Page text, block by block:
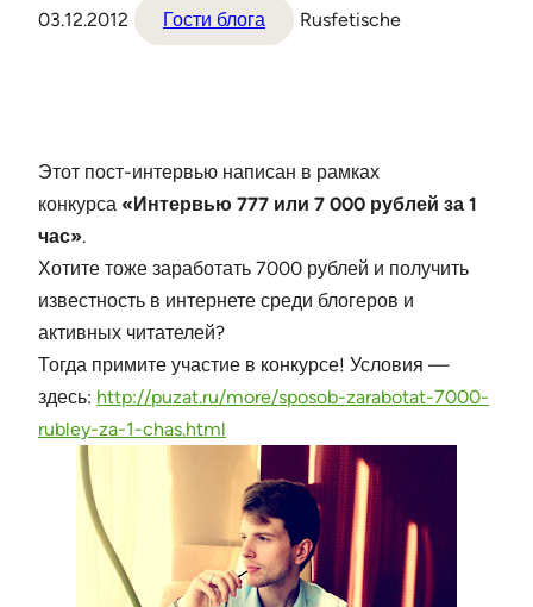
03.12.2012 Гости блога Rusfetische
Этот пост-интервью написан в рамках
конкурса «Интервью 777 или 7 000 рублей за 1
час».
Хотите тоже заработать 7000 рублей и получить
известность в интернете среди блогеров и
активных читателей?
Тогда примите участие в конкурсе! Условия —
здесь: http://puzat.ru/more/sposob-zarabotat-7000-
rubley-za-1-chas.html